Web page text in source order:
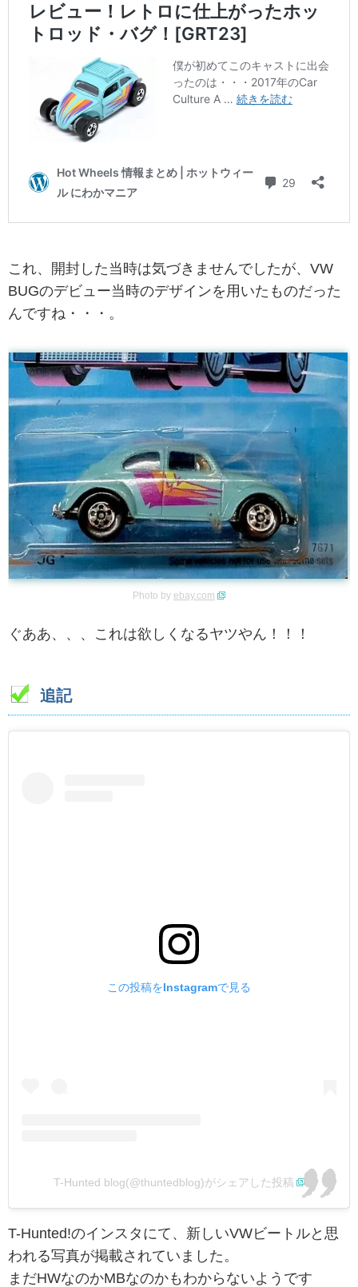
これ、開封した当時は気づきませんでしたが、VW
BUGのデビュー当時のデザインを用いたものだった
んですね・・・。
Photo by ebay.com
ぐああ、、、これは欲しくなるヤツやん！！！
追記
この投稿をInstagramで見る
T-Hunted blog(@thuntedblog)がシェアした投稿
T-Hunted!のインスタにて、新しいVWビートルと思
われる写真が掲載されていました。
まだHWなのかMBなのかもわからないようです